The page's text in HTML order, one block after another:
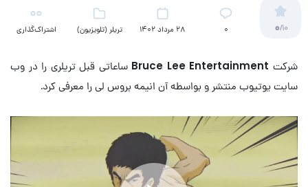
0/10 ۰ 28 مرداد 1402 تریلر (تلویزیون) اشتراک‌گذاری
شرکت Bruce Lee Entertainment ساعاتی قبل تریلری را در وب
سایت یوتیوب منتشر و بواسطه آن انیمه بروس لی را معرفی کرد.